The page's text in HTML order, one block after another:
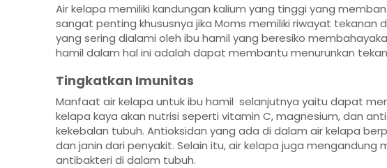
Air kelapa memiliki kandungan kalium yang tinggi yang
sangat penting khususnya jika Moms memiliki riwayat tekanan
yang sering dialami oleh ibu hamil yang beresiko
hamil dalam hal ini adalah dapat membantu menurunkan
Tingkatkan Imunitas
Manfaat air kelapa untuk ibu hamil selanjutnya yaitu dapat
kelapa kaya akan nutrisi seperti vitamin C, magnesium, dan
kekebalan tubuh. Antioksidan yang ada di dalam air kelapa
dan janin dari penyakit. Selain itu, air kelapa juga mengandung
antibakteri di dalam tubuh.